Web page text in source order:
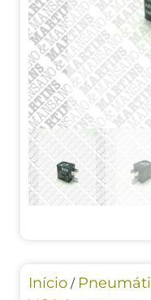
Início /